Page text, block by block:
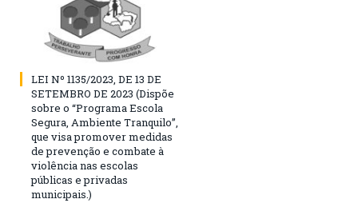
LEI Nº 1135/2023, DE 13 DE
SETEMBRO DE 2023 (Dispõe
sobre o “Programa Escola
Segura, Ambiente Tranquilo”,
que visa promover medidas
de prevenção e combate à
violência nas escolas
públicas e privadas
municipais.)